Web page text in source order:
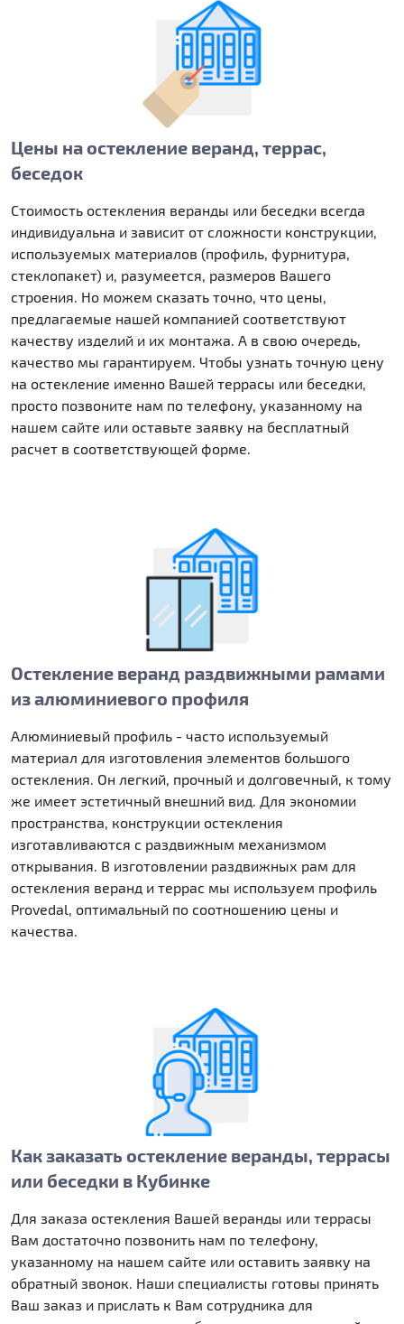
Цены на остекление веранд, террас,
беседок
Стоимость остекления веранды или беседки всегда
индивидуальна и зависит от сложности конструкции,
используемых материалов (профиль, фурнитура,
стеклопакет) и, разумеется, размеров Вашего
строения. Но можем сказать точно, что цены,
предлагаемые нашей компанией соответствуют
качеству изделий и их монтажа. А в свою очередь,
качество мы гарантируем. Чтобы узнать точную цену
на остекление именно Вашей террасы или беседки,
просто позвоните нам по телефону, указанному на
нашем сайте или оставьте заявку на бесплатный
расчет в соответствующей форме.
Остекление веранд раздвижными рамами
из алюминиевого профиля
Алюминиевый профиль - часто используемый
материал для изготовления элементов большого
остекления. Он легкий, прочный и долговечный, к тому
же имеет эстетичный внешний вид. Для экономии
пространства, конструкции остекления
изготавливаются с раздвижным механизмом
открывания. В изготовлении раздвижных рам для
остекления веранд и террас мы используем профиль
Provedal, оптимальный по соотношению цены и
качества.
Как заказать остекление веранды, террасы
или беседки в Кубинке
Для заказа остекления Вашей веранды или террасы
Вам достаточно позвонить нам по телефону,
указанному на нашем сайте или оставить заявку на
обратный звонок. Наши специалисты готовы принять
Ваш заказ и прислать к Вам сотрудника для